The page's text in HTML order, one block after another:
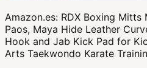
Amazon.es: RDX Boxing Mitts
Paos, Maya Hide Leather
Hook and Jab Kick Pad for
Arts Taekwondo Karate